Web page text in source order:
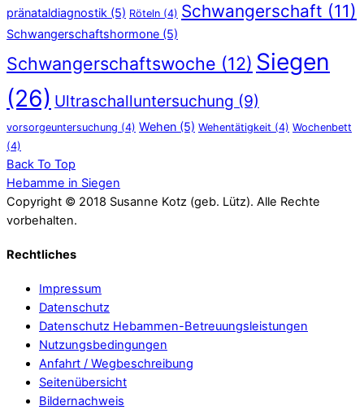
pränataldiagnostik (5) Röteln (4) Schwangerschaft (11)
Schwangerschaftshormone (5)
Schwangerschaftswoche (12) Siegen
(26) Ultraschalluntersuchung (9)
vorsorgeuntersuchung (4) Wehen (5) Wehentätigkeit (4) Wochenbett
(4)
Back To Top
Hebamme in Siegen
Copyright © 2018 Susanne Kotz (geb. Lütz). Alle Rechte
vorbehalten.
Rechtliches
Impressum
Datenschutz
Datenschutz Hebammen-Betreuungsleistungen
Nutzungsbedingungen
Anfahrt / Wegbeschreibung
Seitenübersicht
Bildernachweis